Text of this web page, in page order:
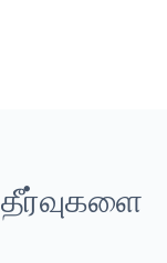
தீர்வுகளை